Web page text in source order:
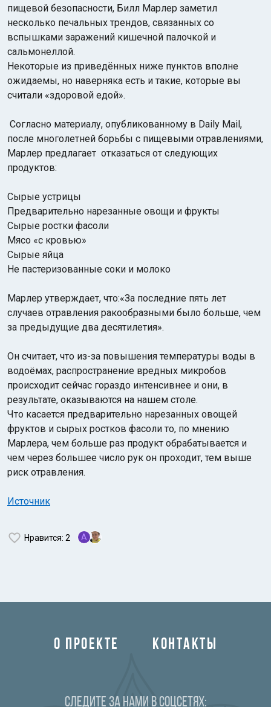
пищевой безопасности, Билл Марлер заметил
несколько печальных трендов, связанных со
вспышками заражений кишечной палочкой и
сальмонеллой.
Некоторые из приведённых ниже пунктов вполне
ожидаемы, но наверняка есть и такие, которые вы
считали «здоровой едой».
Согласно материалу, опубликованному в Daily Mail,
после многолетней борьбы с пищевыми отравлениями,
Марлер предлагает отказаться от следующих
продуктов:
Сырые устрицы
Предварительно нарезанные овощи и фрукты
Сырые ростки фасоли
Мясо «с кровью»
Сырые яйца
Не пастеризованные соки и молоко
Марлер утверждает, что:«За последние пять лет
случаев отравления ракообразными было больше, чем
за предыдущие два десятилетия».
Он считает, что из-за повышения температуры воды в
водоёмах, распространение вредных микробов
происходит сейчас гораздо интенсивнее и они, в
результате, оказываются на нашем столе.
Что касается предварительно нарезанных овощей
фруктов и сырых ростков фасоли то, по мнению
Марлера, чем больше раз продукт обрабатывается и
чем через большее число рук он проходит, тем выше
риск отравления.
Источник
Нравится: 2 A
О ПРОЕКТЕ КОНТАКТЫ
Следите за нами в соцсетях: